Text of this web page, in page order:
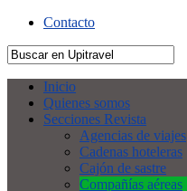
Contacto
Inicio
Quienes somos
Secciones Revista
Agencias de viajes
Cadenas hoteleras
Cajón de sastre
Compañías aéreas